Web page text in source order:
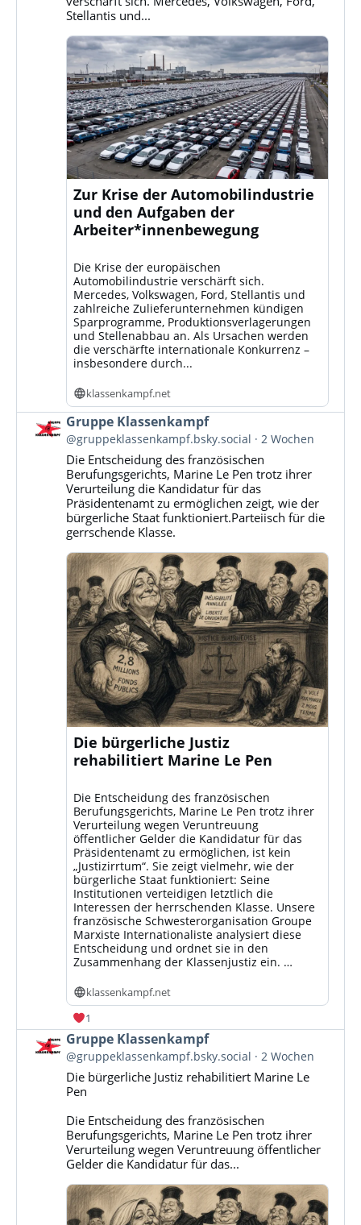
Stellantis und...
Zur Krise der Automobilindustrie
und den Aufgaben der
Arbeiter*innenbewegung
Die Krise der europäischen
Automobilindustrie verschärft sich.
Mercedes, Volkswagen, Ford, Stellantis und
zahlreiche Zulieferunternehmen kündigen
Sparprogramme, Produktionsverlagerungen
und Stellenabbau an. Als Ursachen werden
die verschärfte internationale Konkurrenz –
insbesondere durch...
klassenkampf.net
Beitrag
von
Gruppe
Klassenkampf
Bluesky
ansehen
Gruppe Klassenkampf
@gruppeklassenkampf.bsky.social 2 Wochen
Die Entscheidung des französischen
Berufungsgerichts, Marine Le Pen trotz ihrer
Verurteilung die Kandidatur für das
Präsidentenamt zu ermöglichen zeigt, wie der
bürgerliche Staat funktioniert.Parteiisch für die
gerrschende Klasse.
Die bürgerliche Justiz
rehabilitiert Marine Le Pen
Die Entscheidung des französischen
Berufungsgerichts, Marine Le Pen trotz ihrer
Verurteilung wegen Veruntreuung
öffentlicher Gelder die Kandidatur für das
Präsidentenamt zu ermöglichen, ist kein
„Justizirrtum“. Sie zeigt vielmehr, wie der
bürgerliche Staat funktioniert: Seine
Institutionen verteidigen letztlich die
Interessen der herrschenden Klasse. Unsere
französische Schwesterorganisation Groupe
Marxiste Internationaliste analysiert diese
Entscheidung und ordnet sie in den
Zusammenhang der Klassenjustiz ein. …
klassenkampf.net
1
Beitrag
von
Gruppe
Klassenkampf
Bluesky
ansehen
Gruppe Klassenkampf
@gruppeklassenkampf.bsky.social 2 Wochen
Die bürgerliche Justiz rehabilitiert Marine Le
Pen
Die Entscheidung des französischen
Berufungsgerichts, Marine Le Pen trotz ihrer
Verurteilung wegen Veruntreuung öffentlicher
Gelder die Kandidatur für das...